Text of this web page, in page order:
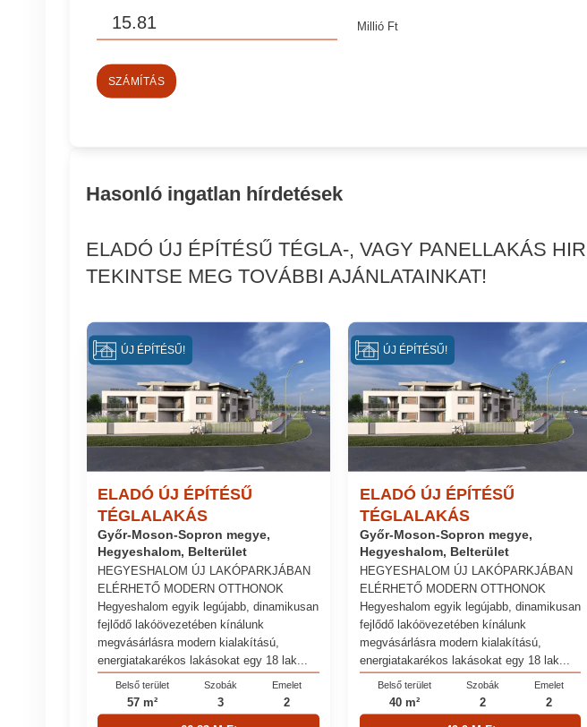
Millió Ft
SZÁMÍTÁS
Hasonló ingatlan hírdetések
ELADÓ ÚJ ÉPÍTÉSŰ TÉGLA-, VAGY PANELLAKÁS
TEKINTSE MEG TOVÁBBI AJÁNLATAINKAT!
ELADÓ ÚJ ÉPÍTÉSŰ
TÉGLALAKÁS
Győr-Moson-Sopron megye,
Hegyeshalom, Belterület
HEGYESHALOM ÚJ LAKÓPARKJÁBAN
ELÉRHETŐ MODERN OTTHONOK
Hegyeshalom egyik legújabb, dinamikusan
fejlődő lakóövezetében kínálunk
megvásárlásra modern kialakítású,
energiatakarékos lakásokat egy 18 lak...
Belső terület
57 m²
Szobák
3
Emelet
2
ÚJ ÉPÍTÉSŰ!
ELADÓ ÚJ ÉPÍTÉSŰ
TÉGLALAKÁS
Győr-Moson-Sopron megye,
Hegyeshalom, Belterület
HEGYESHALOM ÚJ LAKÓPARKJÁBAN
ELÉRHETŐ MODERN OTTHONOK
Hegyeshalom egyik legújabb, dinamikusan
fejlődő lakóövezetében kínálunk
megvásárlásra modern kialakítású,
energiatakarékos lakásokat egy 18 lak...
Belső terület
40 m²
Szobák
2
Emelet
2
ÚJ ÉPÍTÉSŰ!